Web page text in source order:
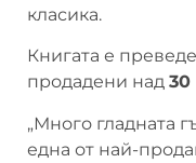
класика.
Книгата е
продадени над 30
„Много гладната
една от най-